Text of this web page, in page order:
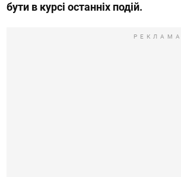
бути в курсі останніх подій.
РЕКЛАМА